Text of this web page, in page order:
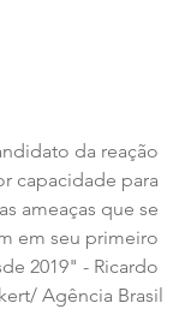
da reação
capacidade para
ameaças que se
em seu primeiro
2019" - Ricardo
Agência Brasil